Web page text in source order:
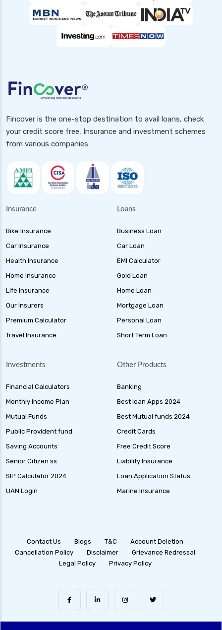
Fincover is the one-stop destination to avail loans, check
your credit score free, Insurance and investment schemes
from various companies
Insurance
Bike Insurance
Car Insurance
Health Insurance
Home Insurance
Life Insurance
Our Insurers
Premium Calculator
Travel Insurance
Loans
Business Loan
Car Loan
EMI Calculator
Gold Loan
Home Loan
Mortgage Loan
Personal Loan
Short Term Loan
Investments
Financial Calculators
Monthly Income Plan
Mutual Funds
Public Provident fund
Saving Accounts
Senior Citizen ss
SIP Calculator 2024
UAN Login
Other Products
Banking
Best loan Apps 2024
Best Mutual funds 2024
Credit Cards
Free Credit Score
Liability Insurance
Loan Application Status
Marine Insurance
Contact Us Blogs T&C
Account Deletion
Cancellation Policy
Disclaimer
Grievance Redressal
Legal Policy
Privacy Policy